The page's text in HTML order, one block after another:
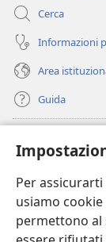
Per
usiamo
permettono al
Cerca
Informazioni
Area
Guida
(apre
una
nuova
finestra)
BIBLIOTECA
(apre
una
nuova
finestra)
JW Hub
(apre